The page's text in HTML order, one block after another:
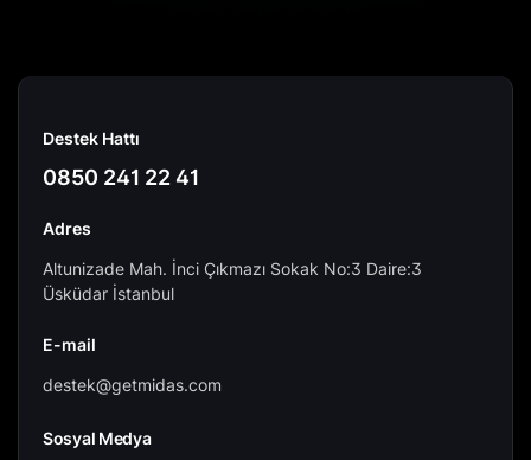
Destek Hattı
0850 241 22 41
Adres
Altunizade Mah. İnci Çıkmazı Sokak No:3 Daire:3
Üsküdar İstanbul
E-mail
destek@getmidas.com
Sosyal Medya